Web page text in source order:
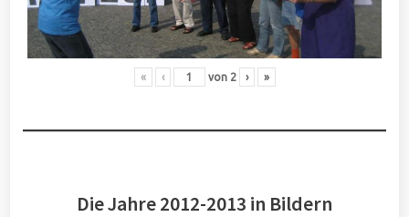
« ‹ von 2 › »
Die Jahre 2012-2013 in Bildern